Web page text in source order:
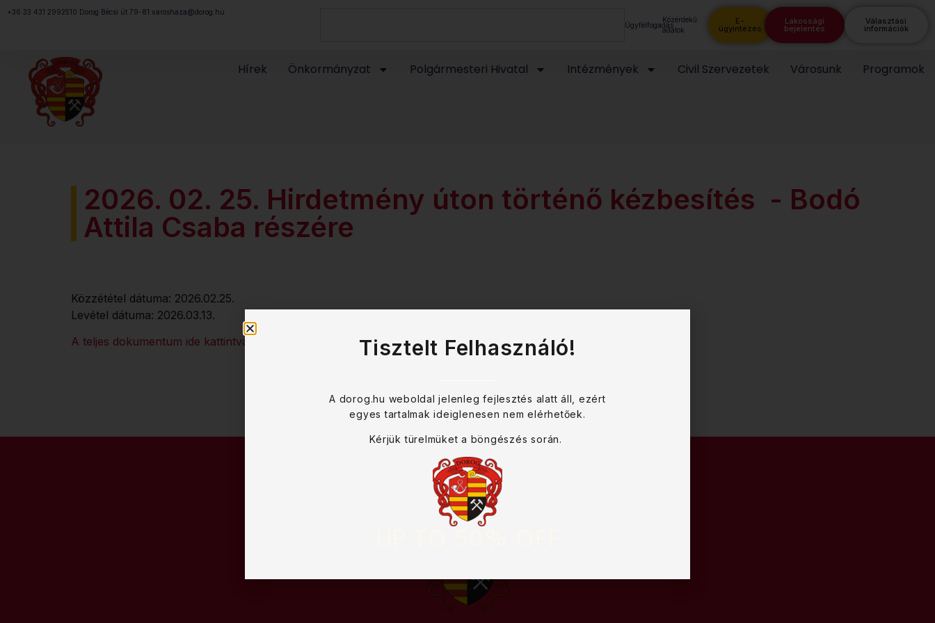
+36 33 431 2992510 Dorog Bécsi út 79-81. varoshaza@dorog.hu
Ügyfélfogadás
Közérdekű
adatok
E-
ügyintézés
Lakossági
bejelentés
Választási
információk
Hírek Önkormányzat Polgármesteri Hivatal Intézmények Civil Szervezetek Városunk Programok
2026. 02. 25. Hirdetmény úton történő kézbesítés - Bodó
Attila Csaba részére
Közzététel dátuma: 2026.02.25.
Levétel dátuma: 2026.03.13.
A teljes dokumentum ide kattintva érhető el.
Tisztelt Felhasználó!
A dorog.hu weboldal jelenleg fejlesztés alatt áll, ezért
egyes tartalmak ideiglenesen nem elérhetőek.
Kérjük türelmüket a böngészés során.